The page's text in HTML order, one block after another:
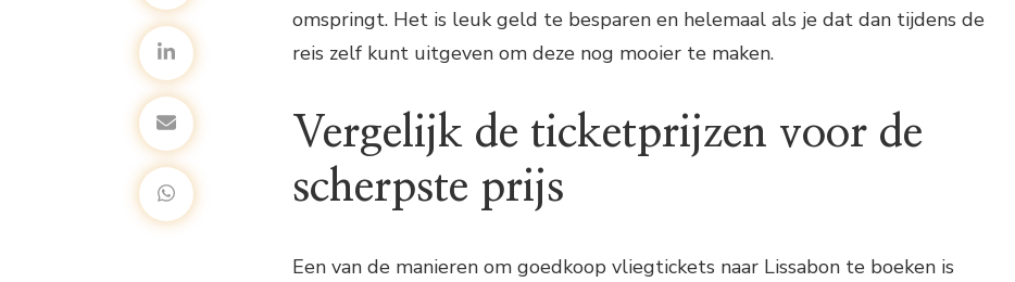
omspringt. Het is leuk geld te besparen en helemaal als je dat dan tijdens de
reis zelf kunt uitgeven om deze nog mooier te maken.
Vergelijk de ticketprijzen voor de
scherpste prijs
Een van de manieren om goedkoop vliegtickets naar Lissabon te boeken is